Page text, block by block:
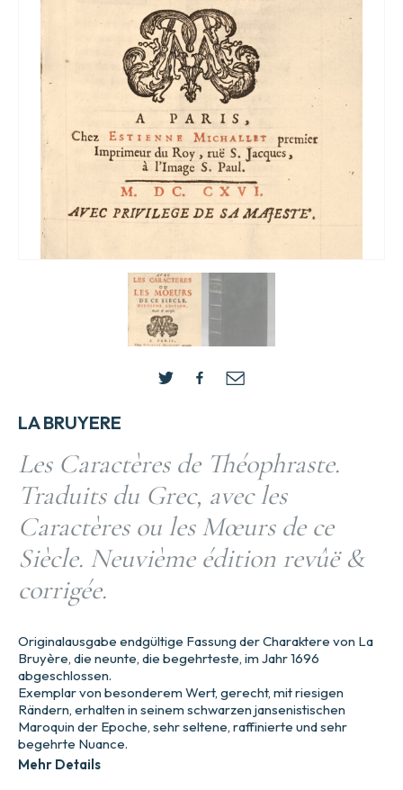
LA BRUYERE
Les Caractères de Théophraste.
Traduits du Grec, avec les
Caractères ou les Mœurs de ce
Siècle. Neuvième édition revûë &
corrigée.
Originalausgabe endgültige Fassung der Charaktere von La
Bruyère, die neunte, die begehrteste, im Jahr 1696
abgeschlossen.
Exemplar von besonderem Wert, gerecht, mit riesigen
Rändern, erhalten in seinem schwarzen jansenistischen
Maroquin der Epoche, sehr seltene, raffinierte und sehr
begehrte Nuance.
Mehr Details